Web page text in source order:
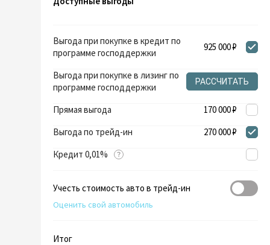
Выгода при покупке в кредит по
программе господдержки
925 000 ₽
Выгода при покупке в лизинг по
программе господдержки
РАССЧИТАТЬ
Прямая выгода
170 000 ₽
Выгода по трейд-ин
270 000 ₽
Кредит 0,01%
Учесть стоимость авто в трейд-ин
Оценить свой автомобиль
Итог